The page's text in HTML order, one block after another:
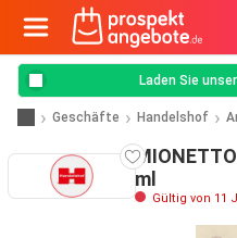
Laden Sie
Geschäfte Handelshof
ml
Gültig von 11